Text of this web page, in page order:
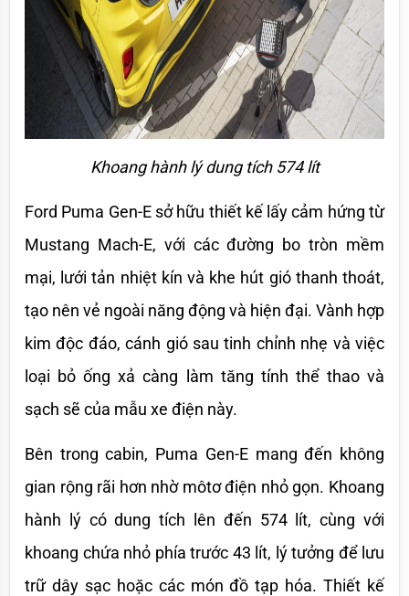
Khoang hành lý dung tích 574 lít
Ford Puma Gen-E sở hữu thiết kế lấy cảm hứng từ
Mustang Mach-E, với các đường bo tròn mềm
mại, lưới tản nhiệt kín và khe hút gió thanh thoát,
tạo nên vẻ ngoài năng động và hiện đại. Vành hợp
kim độc đáo, cánh gió sau tinh chỉnh nhẹ và việc
loại bỏ ống xả càng làm tăng tính thể thao và
sạch sẽ của mẫu xe điện này.
Bên trong cabin, Puma Gen-E mang đến không
gian rộng rãi hơn nhờ môtơ điện nhỏ gọn. Khoang
hành lý có dung tích lên đến 574 lít, cùng với
khoang chứa nhỏ phía trước 43 lít, lý tưởng để lưu
trữ dây sạc hoặc các món đồ tạp hóa. Thiết kế